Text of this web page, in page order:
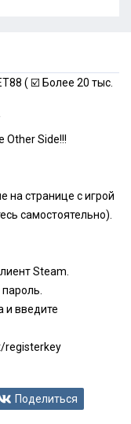
( ☑️ Более 20 тыс.
Other Side!!!
на странице с игрой
самостоятельно).
Steam.
и введите
registerkey
Поделиться